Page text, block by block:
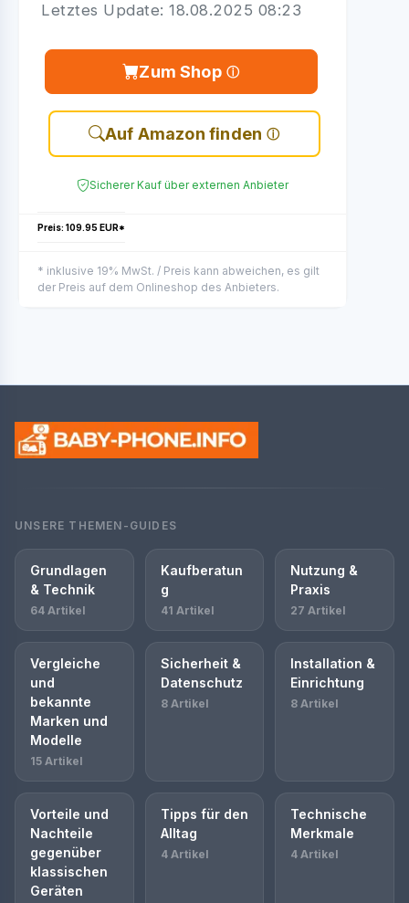
Letztes Update: 18.08.2025 08:23
Zum Shop
Auf Amazon finden
Sicherer Kauf über externen Anbieter
Preis: 109.95 EUR*
* inklusive 19% MwSt. / Preis kann abweichen, es gilt
der Preis auf dem Onlineshop des Anbieters.
UNSERE THEMEN-GUIDES
Grundlagen
& Technik
64 Artikel
Kaufberatun
g
41 Artikel
Nutzung &
Praxis
27 Artikel
Vergleiche
und
bekannte
Marken und
Modelle
15 Artikel
Sicherheit &
Datenschutz
8 Artikel
Installation &
Einrichtung
8 Artikel
Vorteile und
Nachteile
gegenüber
klassischen
Geräten
Tipps für den
Alltag
4 Artikel
Technische
Merkmale
4 Artikel